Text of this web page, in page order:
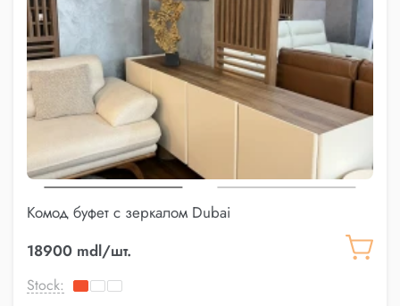
Комод буфет с зеркалом Dubai
18900 mdl/шт.
Stock: